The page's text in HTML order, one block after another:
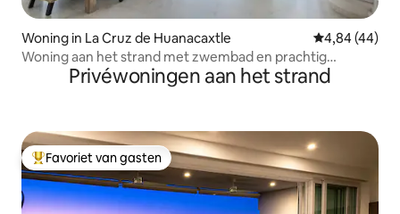
Woning in La Cruz de Huanacaxtle Gemiddelde
4,84 (44)
Woning aan het strand met zwembad en prachtig
uitzicht!Privéwoningen aan het strand
Topfavoriet van gasten
Favoriet van gasten